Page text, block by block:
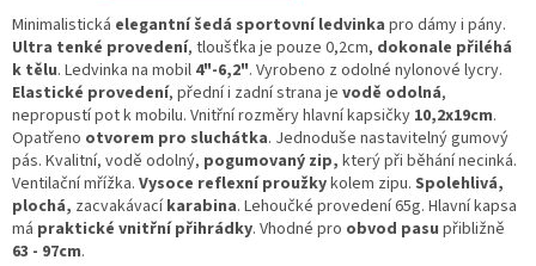
Minimalistická elegantní šedá sportovní ledvinka pro dámy i pány.
Ultra tenké provedení, tloušťka je pouze 0,2cm, dokonale přiléhá
k tělu. Ledvinka na mobil 4"-6,2". Vyrobeno z odolné nylonové lycry.
Elastické provedení, přední i zadní strana je vodě odolná,
nepropustí pot k mobilu. Vnitřní rozměry hlavní kapsičky 10,2x19cm.
Opatřeno otvorem pro sluchátka. Jednoduše nastavitelný gumový
pás. Kvalitní, vodě odolný, pogumovaný zip, který při běhání necinká.
Ventilační mřížka. Vysoce reflexní proužkykolem zipu. Spolehlivá,
plochá, zacvakávacíkarabina. Lehoučké provedení 65g. Hlavní kapsa
má praktické vnitřní přihrádky. Vhodné pro obvod pasu přibližně
63 - 97cm.